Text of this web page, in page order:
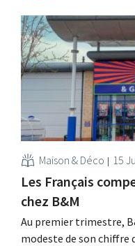
Maison & Déco 15
Les Français
chez B&M
Au premier trimestre,
modeste de son chiffre